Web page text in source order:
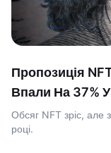
Пропозиція
Впали На 37%
Обсяг NFT зріс, але
році.